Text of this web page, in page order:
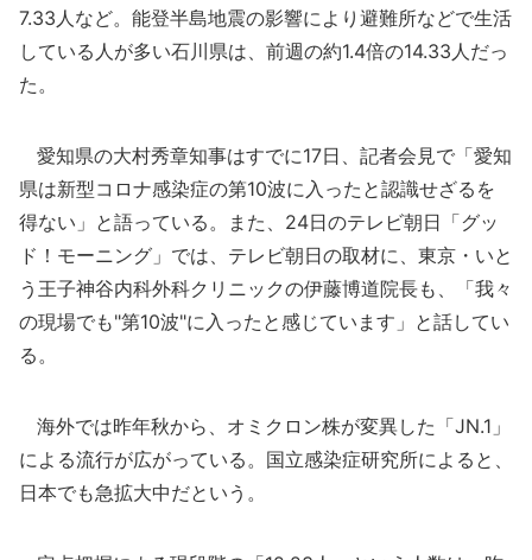
7.33人など。能登半島地震の影響により避難所などで生活
している人が多い石川県は、前週の約1.4倍の14.33人だっ
た。
愛知県の大村秀章知事はすでに17日、記者会見で「愛知
県は新型コロナ感染症の第10波に入ったと認識せざるを
得ない」と語っている。また、24日のテレビ朝日「グッ
ド！モーニング」では、テレビ朝日の取材に、東京・いと
う王子神谷内科外科クリニックの伊藤博道院長も、「我々
の現場でも"第10波"に入ったと感じています」と話してい
る。
海外では昨年秋から、オミクロン株が変異した「JN.1」
による流行が広がっている。国立感染症研究所によると、
日本でも急拡大中だという。